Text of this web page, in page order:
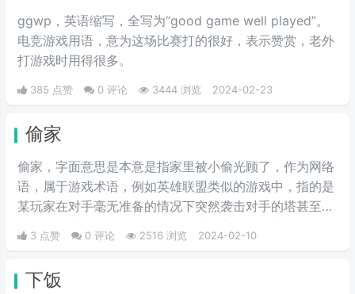
ggwp，英‌‌‌‌‌‌‌‌‌‌‌语缩写，全写为“good game well played”。
电竞游戏用语，意为这场比赛打的很好，表示赞赏，老外
打游戏时用得很多。
385 点赞 0 评论 3444 浏览 2024-02-23
偷家
偷家，字面意思是本意是指家里被小偷光顾了，作为网络
语，属于游戏术语，例如英雄联盟类似的游戏中，指的是
某玩家在对手毫无准备的情况下突然袭击对手的塔甚至水
晶，从而获得胜利。然而，由于这种方式可能带有偶然
性，因此是否合法或在比赛中是否可用常常成为讨论的话
术。而如今，这个词已经被引申到更多领域，意思也变
3 点赞 0 评论 2516 浏览 2024-02-10
下饭